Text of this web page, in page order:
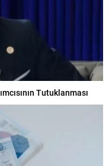
Tutuklanması